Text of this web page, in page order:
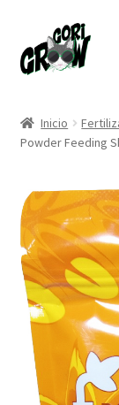
a
la
a
la
Inicio
Powder Feeding